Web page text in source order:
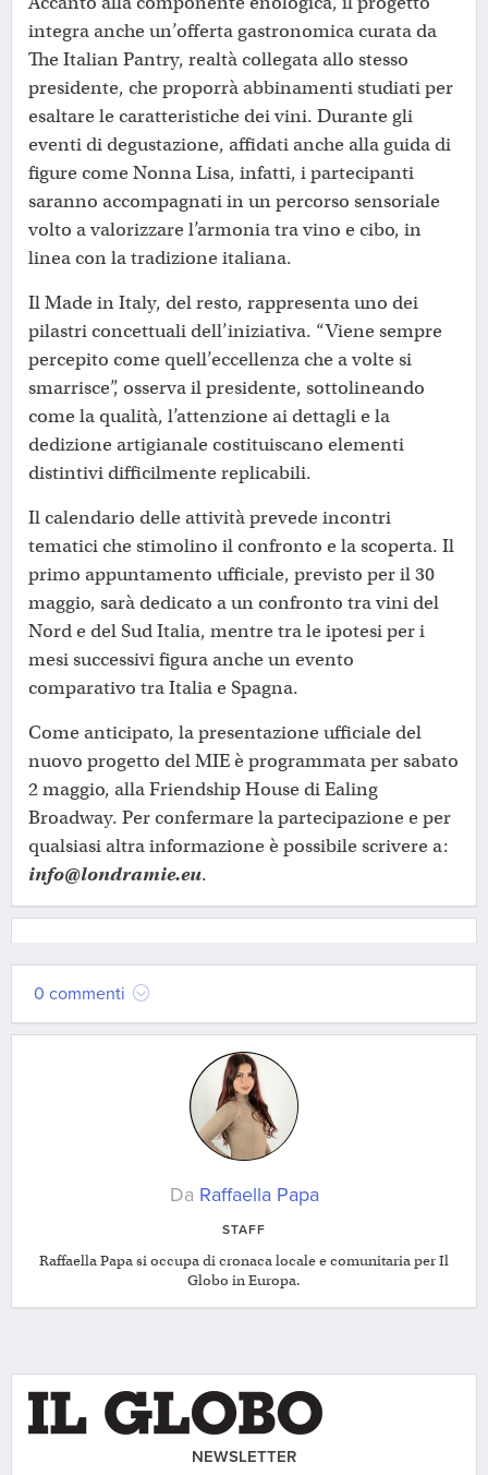
integra anche un’offerta gastronomica curata da
The Italian Pantry, realtà collegata allo stesso
presidente, che proporrà abbinamenti studiati per
esaltare le caratteristiche dei vini. Durante gli
eventi di degustazione, affidati anche alla guida di
figure come Nonna Lisa, infatti, i partecipanti
saranno accompagnati in un percorso sensoriale
volto a valorizzare l’armonia tra vino e cibo, in
linea con la tradizione italiana.
Il Made in Italy, del resto, rappresenta uno dei
pilastri concettuali dell’iniziativa. “Viene sempre
percepito come quell’eccellenza che a volte si
smarrisce”, osserva il presidente, sottolineando
come la qualità, l’attenzione ai dettagli e la
dedizione artigianale costituiscano elementi
distintivi difficilmente replicabili.
Il calendario delle attività prevede incontri
tematici che stimolino il confronto e la scoperta. Il
primo appuntamento ufficiale, previsto per il 30
maggio, sarà dedicato a un confronto tra vini del
Nord e del Sud Italia, mentre tra le ipotesi per i
mesi successivi figura anche un evento
comparativo tra Italia e Spagna.
Come anticipato, la presentazione ufficiale del
nuovo progetto del MIE è programmata per sabato
2 maggio, alla Friendship House di Ealing
Broadway. Per confermare la partecipazione e per
qualsiasi altra informazione è possibile scrivere a:
info@londramie.eu.
0 commenti
Da Raffaella Papa
STAFF
Raffaella Papa si occupa di cronaca locale e comunitaria per Il
Globo in Europa.
NEWSLETTER